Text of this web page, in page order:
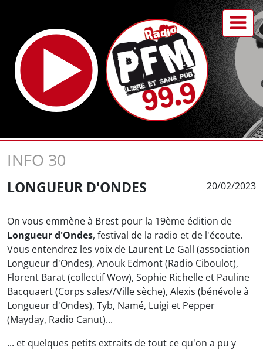
INFO 30
LONGUEUR D'ONDES 20/02/2023
On vous emmène à Brest pour la 19ème édition de
Longueur d'Ondes, festival de la radio et de l'écoute.
Vous entendrez les voix de Laurent Le Gall (association
Longueur d'Ondes), Anouk Edmont (Radio Ciboulot),
Florent Barat (collectif Wow), Sophie Richelle et Pauline
Bacquaert (Corps sales//Ville sèche), Alexis (bénévole à
Longueur d'Ondes), Tyb, Namé, Luigi et Pepper
(Mayday, Radio Canut)...
... et quelques petits extraits de tout ce qu'on a pu y